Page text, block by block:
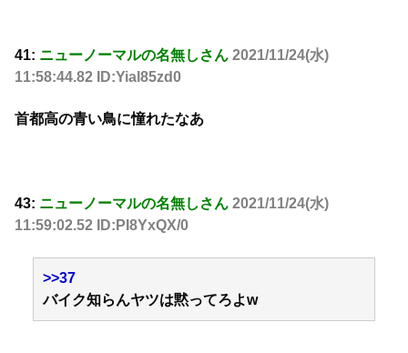
41: ニューノーマルの名無しさん 2021/11/24(水)
11:58:44.82 ID:Yial85zd0
首都高の青い鳥に憧れたなあ
43: ニューノーマルの名無しさん 2021/11/24(水)
11:59:02.52 ID:PI8YxQX/0
>>37
バイク知らんヤツは黙ってろよw